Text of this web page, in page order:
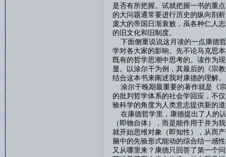
是否有所把握。试就把握一书的重
的大问题通常要进行历史的纵向剖
庞大的帝国日渐衰败，虽各种仁人
的旧文化和旧制度。
下面侧重说说这月读的一点康德
学对各大家的影响。先不论马克思
既有的哲学思潮中思考的。读作为
显。以涂尔干为例，其最后的《宗
结合这本书来阐述我对康德的理解。
涂尔干晚期最重要的著作就是《
的批判哲学体系的社会学回应，不
验科学的角度为人类意志提供新的
在康德哲学里，康德提出了人的
（即物自体），而是能作用于并为
就开始思维对象（即知性），从而
脑中的先验形式能动的综合结一感
又从哪里来？康德只回答了第一个